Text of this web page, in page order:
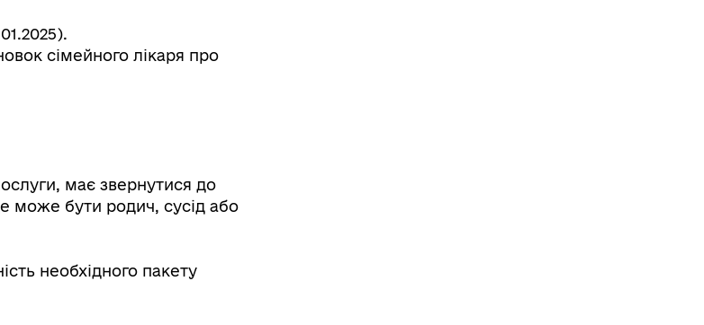
сімейного лікаря про
має звернутися до
може бути родич, сусід або
необхідного пакету